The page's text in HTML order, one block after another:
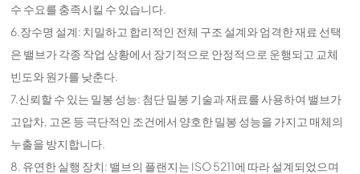
수 수요를 충족시킬 수 있습니다.
6.장수명 설계: 치밀하고 합리적인 전체 구조 설계와 엄격한 재료 선택
은 밸브가 각종 작업 상황에서 장기적으로 안정적으로 운행되고 교체
빈도와 원가를 낮춘다.
7.신뢰할 수 있는 밀봉 성능: 첨단 밀봉 기술과 재료를 사용하여 밸브가
고압차, 고온 등 극단적인 조건에서 양호한 밀봉 성능을 가지고 매체의
누출을 방지합니다.
8. 유연한 실행 장치: 밸브의 플랜지는 ISO 5211에 따라 설계되었으며